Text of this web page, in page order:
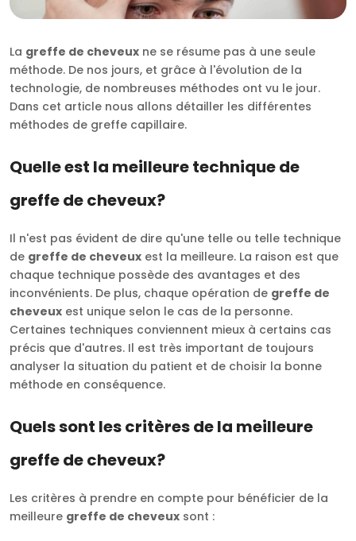
La greffe de cheveux ne se résume pas à une seule
méthode. De nos jours, et grâce à l'évolution de la
technologie, de nombreuses méthodes ont vu le jour.
Dans cet article nous allons détailler les différentes
méthodes de greffe capillaire.
Quelle est la meilleure technique de
greffe de cheveux?
Il n'est pas évident de dire qu'une telle ou telle technique
de greffe de cheveux est la meilleure. La raison est que
chaque technique possède des avantages et des
inconvénients. De plus, chaque opération de greffe de
cheveux est unique selon le cas de la personne.
Certaines techniques conviennent mieux à certains cas
précis que d'autres. Il est très important de toujours
analyser la situation du patient et de choisir la bonne
méthode en conséquence.
Quels sont les critères de la meilleure
greffe de cheveux?
Les critères à prendre en compte pour bénéficier de la
meilleure greffe de cheveux sont :